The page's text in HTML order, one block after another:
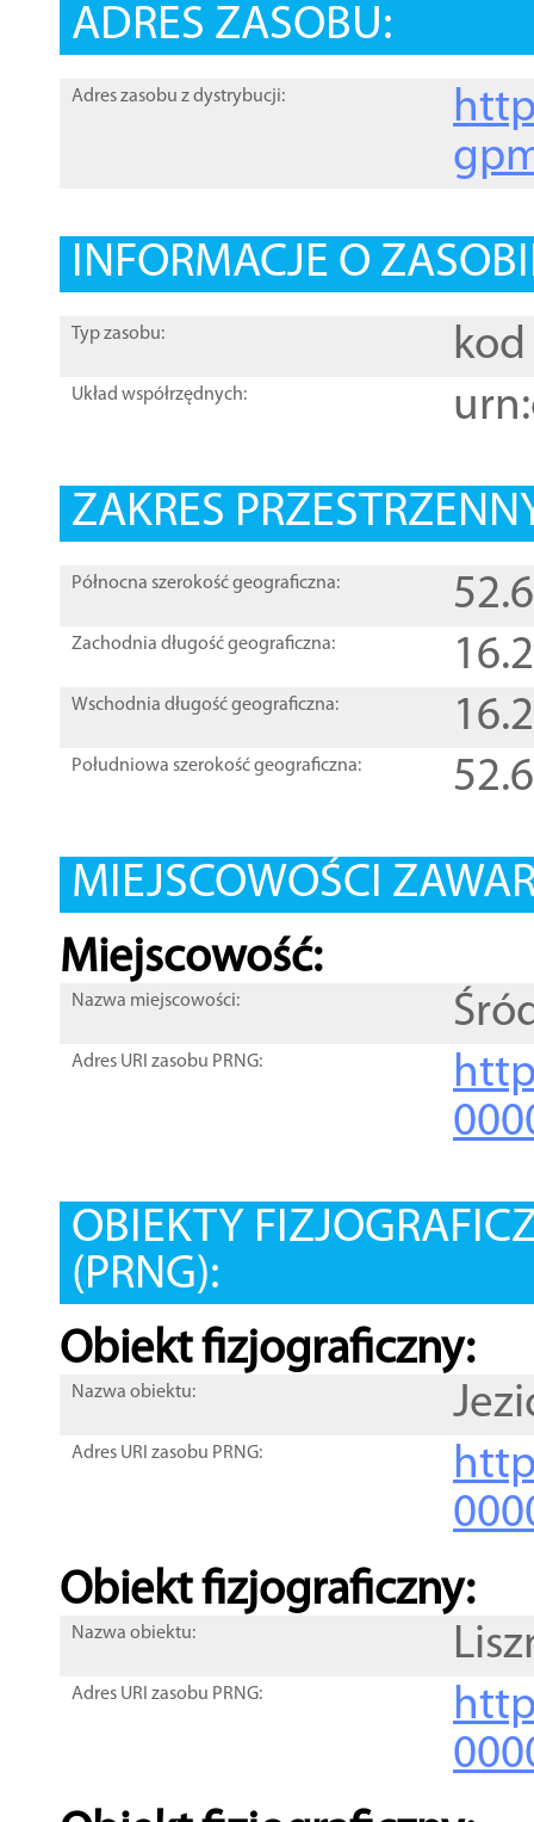
ADRES ZASOBU:
Adres zasobu z dystrybucji:
INFORMACJE O
Typ zasobu: kod
Układ współrzędnych:
ZAKRES
Północna szerokość geograficzna:
Zachodnia długość geograficzna:
Wschodnia długość geograficzna:
Południowa szerokość geograficzna:
MIEJSCOWOŚCI
Miejscowość:
Nazwa miejscowości:
Adres URI zasobu PRNG:
OBIEKTY
(PRNG):
Obiekt fizjograficzny:
Nazwa obiektu:
Adres URI zasobu PRNG:
Obiekt fizjograficzny:
Nazwa obiektu:
Adres URI zasobu PRNG: